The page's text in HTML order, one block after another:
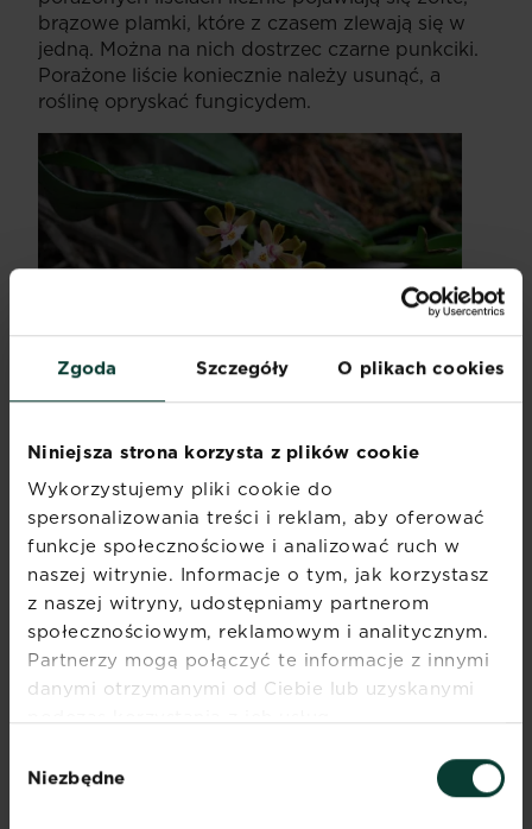
Zgoda Szczegóły O plikach cookies
Niniejsza strona korzysta z plików cookie
Wykorzystujemy pliki cookie do
spersonalizowania treści i reklam, aby oferować
funkcje społecznościowe i analizować ruch w
naszej witrynie. Informacje o tym, jak korzystasz
z naszej witryny, udostępniamy partnerom
społecznościowym, reklamowym i analitycznym.
Partnerzy mogą połączyć te informacje z innymi
danymi otrzymanymi od Ciebie lub uzyskanymi
podczas korzystania z ich usług.
zgody
Niezbędne
brązowe plamki, które z czasem zlewają się w
jedną. Można na nich dostrzec czarne punkciki.
Porażone liście koniecznie należy usunąć, a
roślinę opryskać fungicydem.
ZGNILIZNA KORZENI LUB
PSEUDOBULW
Pojawia się w zbyt wilgotnym i słabo
przepuszczalnym podłożu. Korzenie stają się
miękkie, wodniste, śluzowate. Zgnilizna może
przenosić się w górę rośliny na pędy i liście.
Chore liście żółkną, są pomarszczone, a
przyrosty stają się coraz mniejsze. Choroba
doprowadza do całkowitej nekrozy storczyka.
Zapobiegać zgniliźnie można poprzez używanie
świeżej, czystej, miękkiej, pozbawionej kamienia